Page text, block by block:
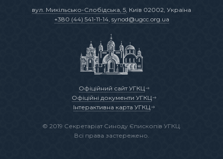
вул. Микільсько-Слобідська, 5, Київ 02002, Україна
+380 (44) 541-11-14, synod@ugcc.org.ua
Офіційний сайт УГКЦ
Офіційні документи УГКЦ
Інтерактивна карта УГКЦ
© 2019 Секретаріат Синоду Єпископів УГКЦ.
Всі права застережено.